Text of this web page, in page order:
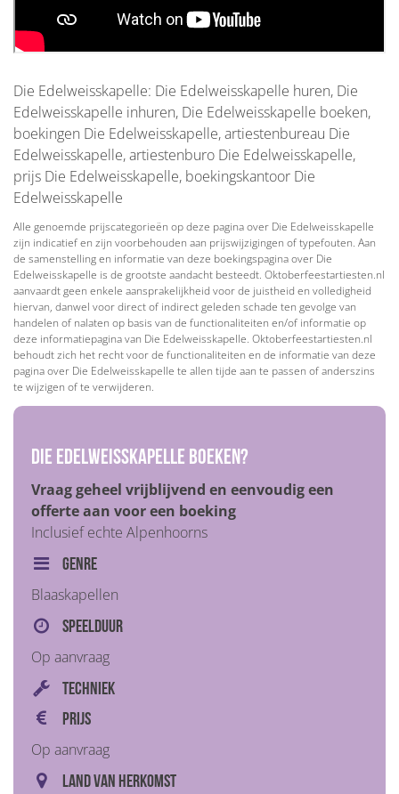
Die Edelweisskapelle: Die Edelweisskapelle huren, Die
Edelweisskapelle inhuren, Die Edelweisskapelle boeken,
boekingen Die Edelweisskapelle, artiestenbureau Die
Edelweisskapelle, artiestenburo Die Edelweisskapelle,
prijs Die Edelweisskapelle, boekingskantoor Die
Edelweisskapelle
Alle genoemde prijscategorieën op deze pagina over Die Edelweisskapelle
zijn indicatief en zijn voorbehouden aan prijswijzigingen of typefouten. Aan
de samenstelling en informatie van deze boekingspagina over Die
Edelweisskapelle is de grootste aandacht besteedt. Oktoberfeestartiesten.nl
aanvaardt geen enkele aansprakelijkheid voor de juistheid en volledigheid
hiervan, danwel voor direct of indirect geleden schade ten gevolge van
handelen of nalaten op basis van de functionaliteiten en/of informatie op
deze informatiepagina van Die Edelweisskapelle. Oktoberfeestartiesten.nl
behoudt zich het recht voor de functionaliteiten en de informatie van deze
pagina over Die Edelweisskapelle te allen tijde aan te passen of anderszins
te wijzigen of te verwijderen.
Die Edelweisskapelle boeken?
Vraag geheel vrijblijvend en eenvoudig een
offerte aan voor een boeking
Inclusief echte Alpenhoorns
Genre
Blaaskapellen
Speelduur
Op aanvraag
Techniek
Prijs
Op aanvraag
Land van herkomst